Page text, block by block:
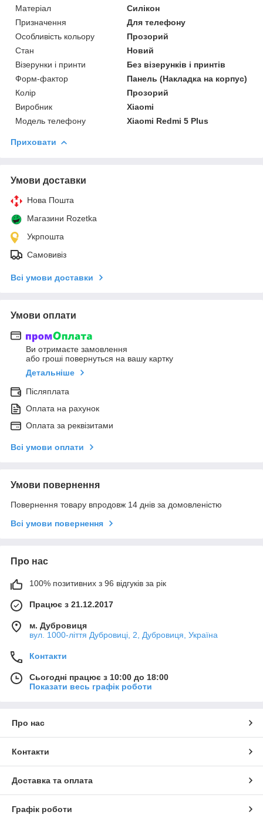
Матеріал
Силікон
Призначення
Для телефону
Особливість кольору
Прозорий
Стан
Новий
Візерунки і принти
Без візерунків і принтів
Форм-фактор
Панель (Накладка на корпус)
Колір
Прозорий
Виробник
Xiaomi
Модель телефону
Xiaomi Redmi 5 Plus
Приховати
Умови доставки
Нова Пошта
Магазини Rozetka
Укрпошта
Самовивіз
Всі умови доставки
Умови оплати
Ви отримаєте замовлення
або гроші повернуться на вашу картку
Детальніше
Післяплата
Оплата на рахунок
Оплата за реквізитами
Всі умови оплати
Умови повернення
Повернення товару впродовж 14 днів за домовленістю
Всі умови повернення
Про нас
100% позитивних з 96 відгуків за рік
Працює з 21.12.2017
м. Дубровиця
вул. 1000-ліття Дубровиці, 2, Дубровиця, Україна
Контакти
Сьогодні працює з 10:00 до 18:00
Показати весь графік роботи
Про нас
Контакти
Доставка та оплата
Графік роботи